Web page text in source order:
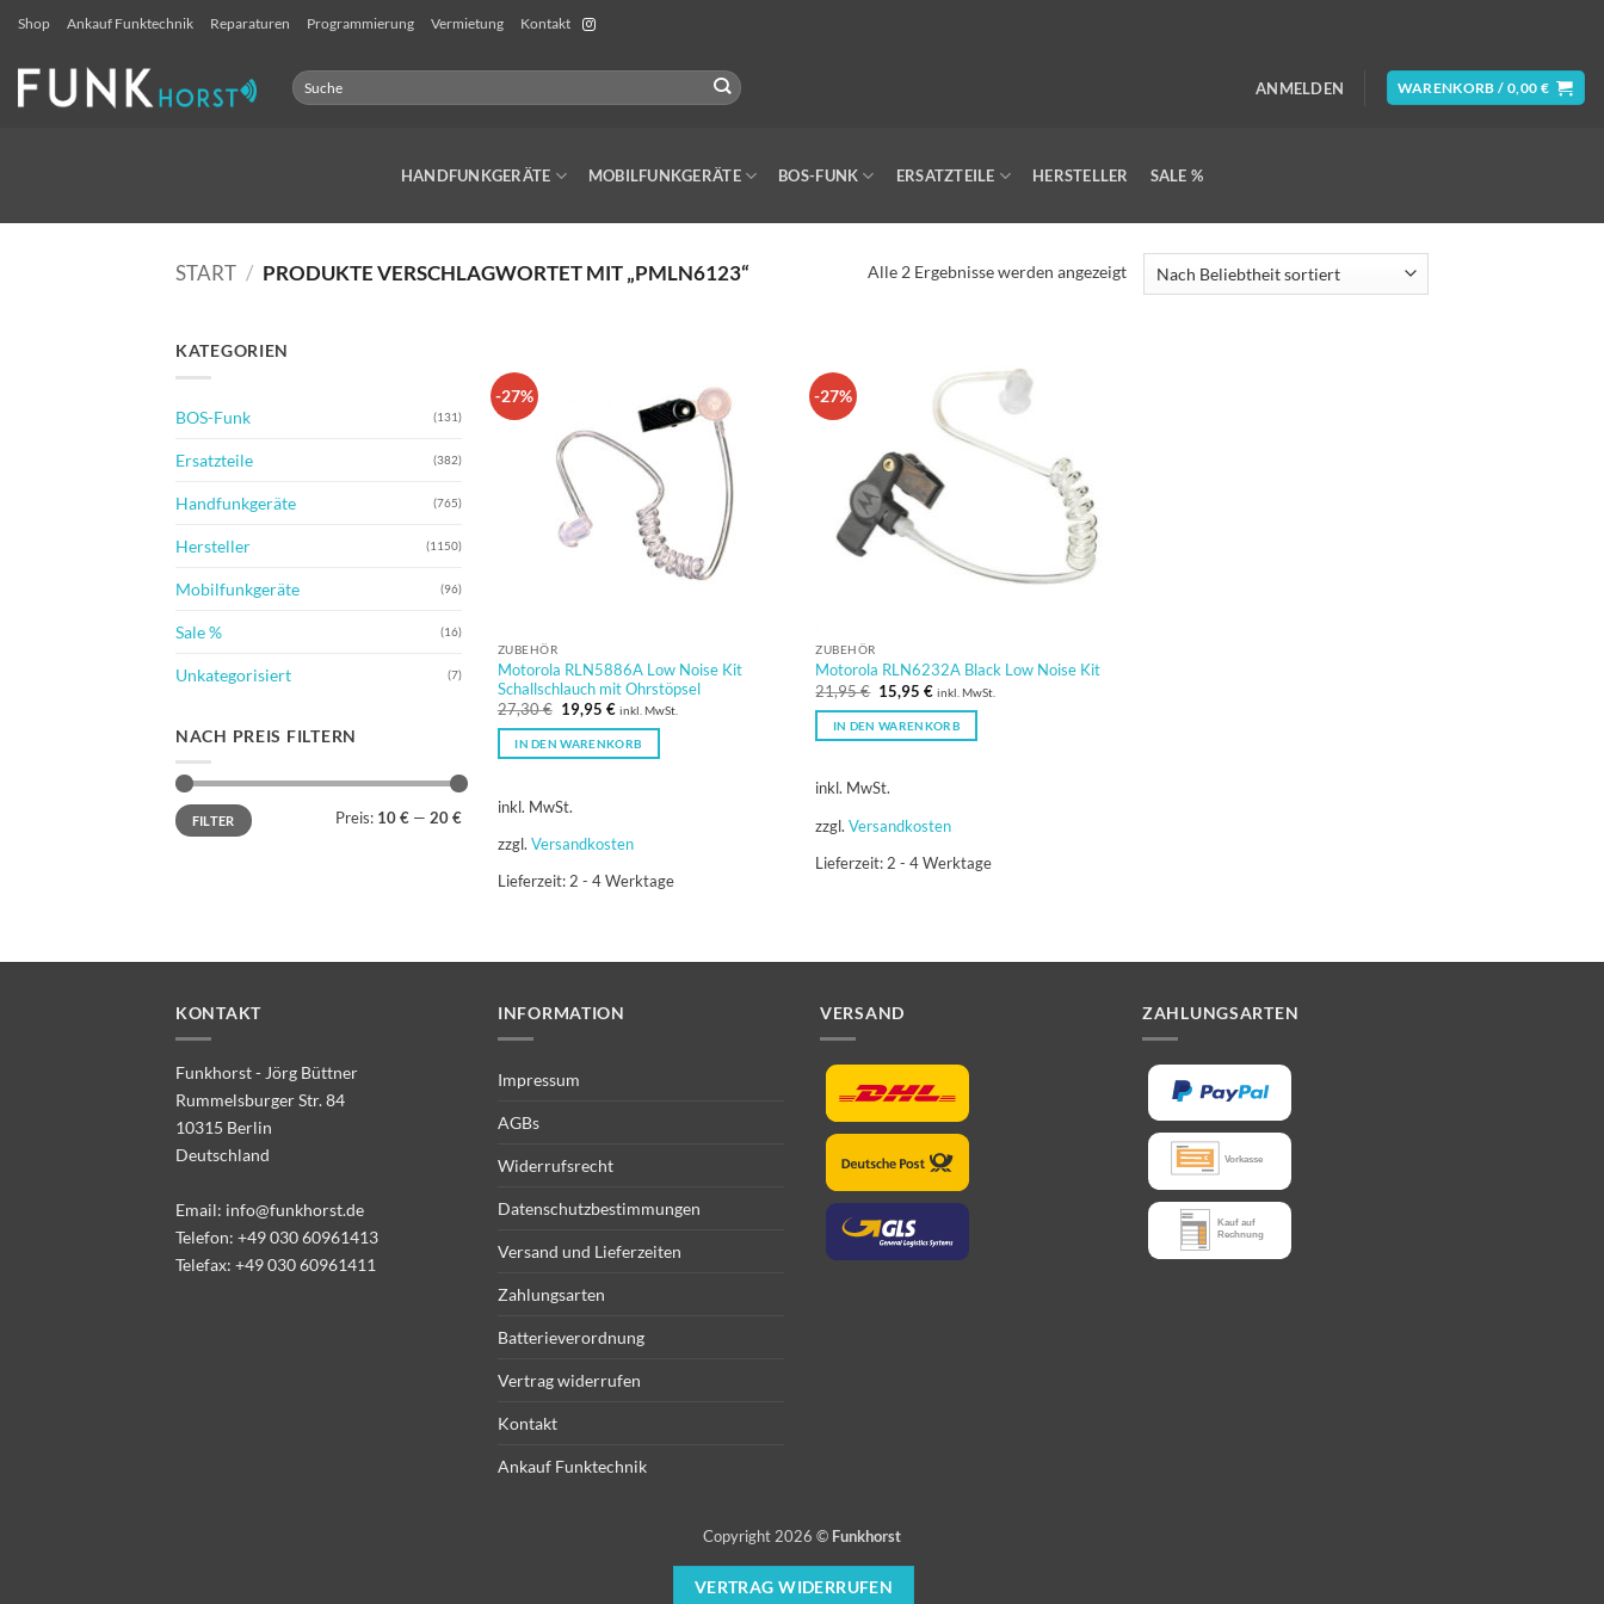
springen
Shop Ankauf Funktechnik Reparaturen Programmierung Vermietung Kontakt
Suchen
nach:
ANMELDEN WARENKORB / 0,00 €
HANDFUNKGERÄTE MOBILFUNKGERÄTE BOS-FUNK ERSATZTEILE HERSTELLER SALE %
START / PRODUKTE VERSCHLAGWORTET MIT „PMLN6123“ Alle 2 Ergebnisse werden angezeigtNach
Beliebtheit
KATEGORIEN
BOS-Funk (131)
Ersatzteile (382)
Handfunkgeräte (765)
Hersteller (1150)
Mobilfunkgeräte (96)
Sale % (16)
Unkategorisiert (7)
NACH PREIS FILTERN
Min.
Preis
Max.
PreisFILTER Preis: 10 € — 20 €
-27%
ZUBEHÖR
Motorola RLN5886A Low Noise Kit
Schallschlauch mit Ohrstöpsel
27,30€ Ursprünglicher
Preis
war:
27,30 €
19,95 €Aktueller
ist:
19,95 €.
inkl. MwSt.
IN DEN WARENKORB
inkl. MwSt.
zzgl. Versandkosten
Lieferzeit: 2 - 4 Werktage
-27%
ZUBEHÖR
Motorola RLN6232A Black Low Noise Kit
21,95€ Ursprünglicher
Preis
war:
21,95 €
15,95€Aktueller
ist:
15,95 €.
inkl. MwSt.
IN DEN WARENKORB
inkl. MwSt.
zzgl.Versandkosten
Lieferzeit: 2 - 4 Werktage
KONTAKT
Funkhorst - Jörg Büttner
Rummelsburger Str. 84
10315 Berlin
Deutschland
Email: info@funkhorst.de
Telefon: +49 030 60961413
Telefax: +49 030 60961411
INFORMATION
Impressum
AGBs
Widerrufsrecht
Datenschutzbestimmungen
Versand und Lieferzeiten
Zahlungsarten
Batterieverordnung
Vertrag widerrufen
Kontakt
Ankauf Funktechnik
VERSAND ZAHLUNGSARTEN
Copyright 2026 © Funkhorst
VERTRAG WIDERRUFEN